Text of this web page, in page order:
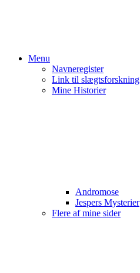
Menu
Navneregister
Link til slægtsforskning
Mine Historier
Andromose
Jespers Mysterier
Flere af mine sider